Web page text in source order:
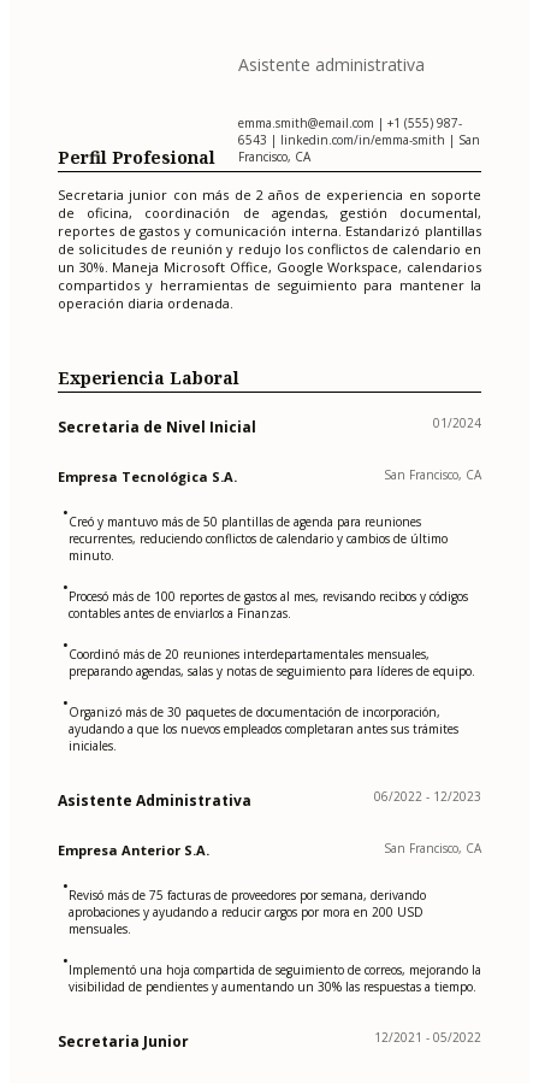
Asistente administrativa
emma.smith@email.com | +1 (555) 987-
6543 | linkedin.com/in/emma-smith | San
Francisco, CA
Perfil Profesional
Secretaria junior con más de 2 años de experiencia en soporte
de oficina, coordinación de agendas, gestión documental,
reportes de gastos y comunicación interna. Estandarizó plantillas
de solicitudes de reunión y redujo los conflictos de calendario en
un 30%. Maneja Microsoft Office, Google Workspace, calendarios
compartidos y herramientas de seguimiento para mantener la
operación diaria ordenada.
Experiencia Laboral
Secretaria de Nivel Inicial 01/2024
Empresa Tecnológica S.A. San Francisco, CA
•Creó y mantuvo más de 50 plantillas de agenda para reuniones
recurrentes, reduciendo conflictos de calendario y cambios de último
minuto.
•Procesó más de 100 reportes de gastos al mes, revisando recibos y códigos
contables antes de enviarlos a Finanzas.
•Coordinó más de 20 reuniones interdepartamentales mensuales,
preparando agendas, salas y notas de seguimiento para líderes de equipo.
•Organizó más de 30 paquetes de documentación de incorporación,
ayudando a que los nuevos empleados completaran antes sus trámites
iniciales.
Asistente Administrativa 06/2022 - 12/2023
Empresa Anterior S.A. San Francisco, CA
•Revisó más de 75 facturas de proveedores por semana, derivando
aprobaciones y ayudando a reducir cargos por mora en 200 USD
mensuales.
•Implementó una hoja compartida de seguimiento de correos, mejorando la
visibilidad de pendientes y aumentando un 30% las respuestas a tiempo.
Secretaria Junior 12/2021 - 05/2022